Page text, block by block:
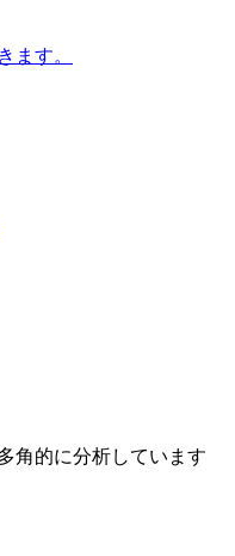
ます。
角的に分析しています